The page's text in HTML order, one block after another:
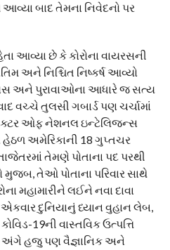
બાદ તેમના નિવેદનો પર
આવ્યા છે કે કોરોના વાયરસની
અને નિશ્ચિત નિષ્કર્ષ આવ્યો
અને પુરાવાઓના આધારે જ સત્ય
વચ્ચે તુલસી ગબાર્ડ પણ ચર્ચામાં
ઓફ નેશનલ ઇન્ટેલિજન્સ
હેઠળ અમેરિકાની 18 ગુપ્તચર
તેમણે પોતાના પદ પરથી
તેઓ પોતાના પરિવાર સાથે
મહામારીને લઈને નવા દાવા
દુનિયાનું ધ્યાન વુહાન લેબ,
19ની વાસ્તવિક ઉત્પત્તિ
હજુ પણ વૈજ્ઞાનિક અને